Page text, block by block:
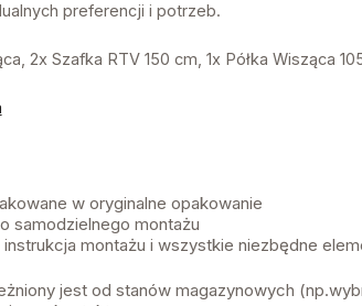
preferencji i potrzeb.
2x Szafka RTV 150 cm, 1x Półka Wisząca
w oryginalne opakowanie
samodzielnego montażu
montażu i wszystkie niezbędne
jest od stanów magazynowych